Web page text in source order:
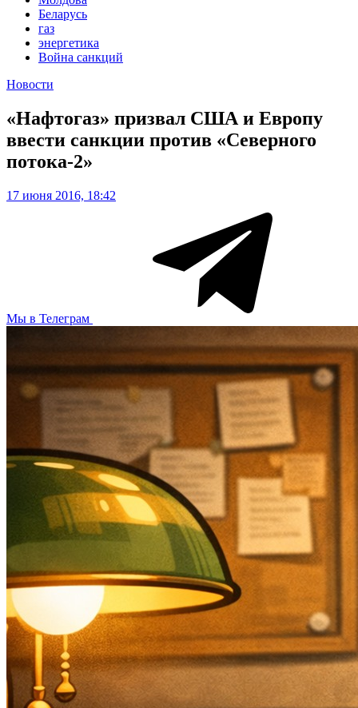
Беларусь
газ
энергетика
Война санкций
Новости
«Нафтогаз» призвал США и Европу
ввести санкции против «Северного
потока-2»
17 июня 2016, 18:42
Мы в Телеграм